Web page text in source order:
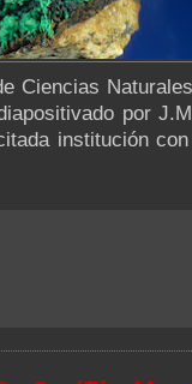
Ciencias
por
institución